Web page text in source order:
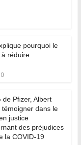
pourquoi le
réduire
0
de Pfizer, Albert
dans le
justice
des préjudices
la COVID-19